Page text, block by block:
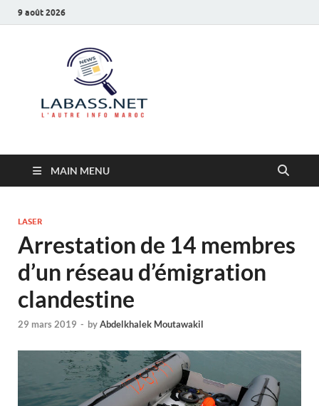
9 août 2026
MAIN MENU
LASER
Arrestation de 14 membres
d’un réseau d’émigration
clandestine
29 mars 2019 - byAbdelkhalek Moutawakil